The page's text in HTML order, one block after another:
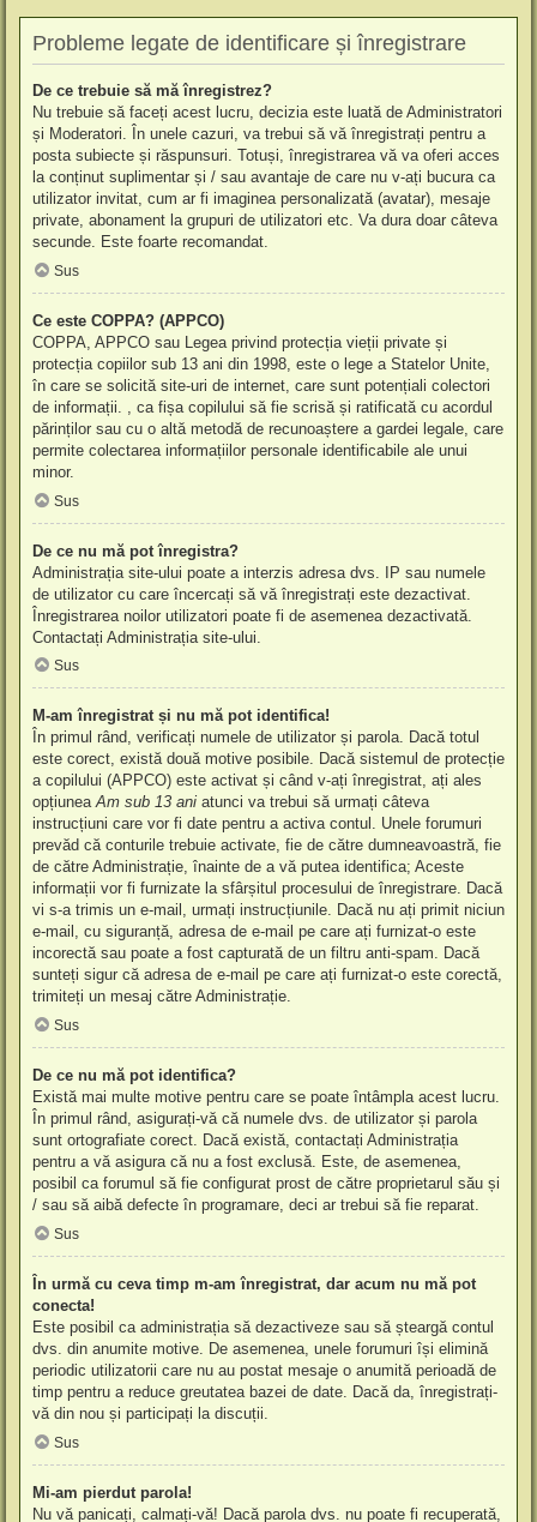
Probleme legate de identificare și înregistrare
De ce trebuie să mă înregistrez?
Nu trebuie să faceți acest lucru, decizia este luată de Administratori
și Moderatori. În unele cazuri, va trebui să vă înregistrați pentru a
posta subiecte și răspunsuri. Totuși, înregistrarea vă va oferi acces
la conținut suplimentar și / sau avantaje de care nu v-ați bucura ca
utilizator invitat, cum ar fi imaginea personalizată (avatar), mesaje
private, abonament la grupuri de utilizatori etc. Va dura doar câteva
secunde. Este foarte recomandat.
Sus
Ce este COPPA? (APPCO)
COPPA, APPCO sau Legea privind protecția vieții private și
protecția copiilor sub 13 ani din 1998, este o lege a Statelor Unite,
în care se solicită site-uri de internet, care sunt potențiali colectori
de informații. , ca fișa copilului să fie scrisă și ratificată cu acordul
părinților sau cu o altă metodă de recunoaștere a gardei legale, care
permite colectarea informațiilor personale identificabile ale unui
minor.
Sus
De ce nu mă pot înregistra?
Administrația site-ului poate a interzis adresa dvs. IP sau numele
de utilizator cu care încercați să vă înregistrați este dezactivat.
Înregistrarea noilor utilizatori poate fi de asemenea dezactivată.
Contactați Administrația site-ului.
Sus
M-am înregistrat și nu mă pot identifica!
În primul rând, verificați numele de utilizator și parola. Dacă totul
este corect, există două motive posibile. Dacă sistemul de protecție
a copilului (APPCO) este activat și când v-ați înregistrat, ați ales
opțiuneaAm sub 13 ani atunci va trebui să urmați câteva
instrucțiuni care vor fi date pentru a activa contul. Unele forumuri
prevăd că conturile trebuie activate, fie de către dumneavoastră, fie
de către Administrație, înainte de a vă putea identifica; Aceste
informații vor fi furnizate la sfârșitul procesului de înregistrare. Dacă
vi s-a trimis un e-mail, urmați instrucțiunile. Dacă nu ați primit niciun
e-mail, cu siguranță, adresa de e-mail pe care ați furnizat-o este
incorectă sau poate a fost capturată de un filtru anti-spam. Dacă
sunteți sigur că adresa de e-mail pe care ați furnizat-o este corectă,
trimiteți un mesaj către Administrație.
Sus
De ce nu mă pot identifica?
Există mai multe motive pentru care se poate întâmpla acest lucru.
În primul rând, asigurați-vă că numele dvs. de utilizator și parola
sunt ortografiate corect. Dacă există, contactați Administrația
pentru a vă asigura că nu a fost exclusă. Este, de asemenea,
posibil ca forumul să fie configurat prost de către proprietarul său și
/ sau să aibă defecte în programare, deci ar trebui să fie reparat.
Sus
În urmă cu ceva timp m-am înregistrat, dar acum nu mă pot
conecta!
Este posibil ca administrația să dezactiveze sau să șteargă contul
dvs. din anumite motive. De asemenea, unele forumuri își elimină
periodic utilizatorii care nu au postat mesaje o anumită perioadă de
timp pentru a reduce greutatea bazei de date. Dacă da, înregistrați-
vă din nou și participați la discuții.
Sus
Mi-am pierdut parola!
Nu vă panicați, calmați-vă! Dacă parola dvs. nu poate fi recuperată,